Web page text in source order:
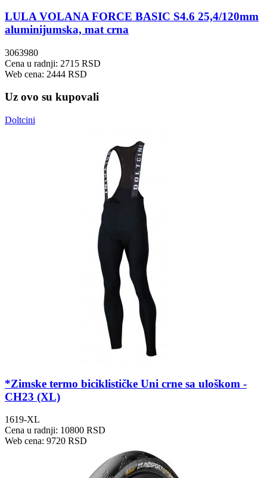
LULA VOLANA FORCE BASIC S4.6 25,4/120mm
aluminijumska, mat crna
3063980
Cena u radnji: 2715 RSD
Web cena: 2444 RSD
Uz ovo su kupovali
Doltcini
*Zimske termo biciklističke Uni crne sa uloškom -
CH23 (XL)
1619-XL
Cena u radnji: 10800 RSD
Web cena: 9720 RSD